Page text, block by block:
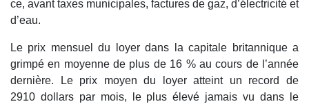
ce, avant taxes municipales, factures de gaz, d’électricité et
d’eau.
Le prix mensuel du loyer dans la capitale britannique a
grimpé en moyenne de plus de 16 % au cours de l’année
dernière. Le prix moyen du loyer atteint un record de
2910 dollars par mois, le plus élevé jamais vu dans le